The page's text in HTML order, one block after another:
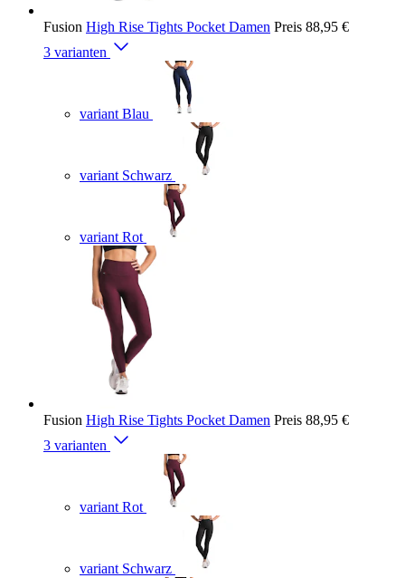
Fusion High Rise Tights Pocket Damen Preis 88,95 €
3 varianten
variant Blau
variant Schwarz
variant Rot
Fusion High Rise Tights Pocket Damen Preis 88,95 €
3 varianten
variant Rot
variant Schwarz